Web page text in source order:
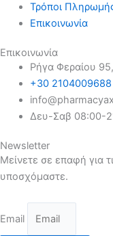
Τρόποι
Επικοινωνία
Επικοινωνία
Ρήγα Φεραίου
+30 2104009688
Δευ-Σαβ 08:00-
Newsletter
Μείνετε σε επαφή για
υποσχόμαστε.
Email